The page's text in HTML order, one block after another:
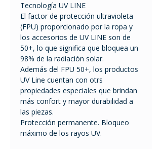
Tecnología UV LINE
El factor de protección ultravioleta
(FPU) proporcionado por la ropa y
los accesorios de UV LINE son de
50+, lo que significa que bloquea un
98% de la radiación solar.
Además del FPU 50+, los productos
UV Line cuentan con otrs
propiedades especiales que brindan
más confort y mayor durabilidad a
las piezas.
Protección permanente. Bloqueo
máximo de los rayos UV.